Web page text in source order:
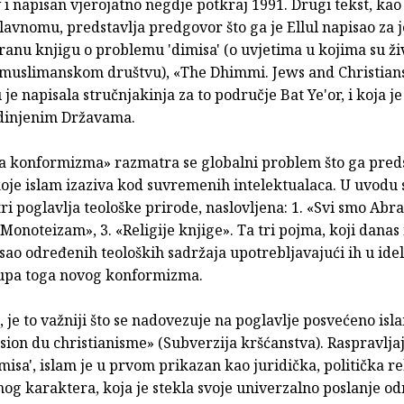
napisan vjerojatno negdje potkraj 1991. Drugi tekst,
predstavlja predgovor što ga je Ellul napisao za
knjigu o problemu 'dimisa' (o uvjetima u kojima su
društvu), «The Dhimmi. Jews and
je napisala stručnjakinja za to područje Bat Ye'or, i koja
Državama.
konformizma» razmatra se globalni problem što ga
islam izaziva kod suvremenih intelektualaca. U uvodu
poglavlja teološke prirode, naslovljena: 1. «Svi smo
3. «Religije knjige». Ta tri pojma, koji
određenih teoloških sadržaja upotrebljavajući ih u
toga novog konformizma.
to važniji što se nadovezuje na poglavlje posvećeno
du christianisme» (Subverzija kršćanstva).
islam je u prvom prikazan kao juridička, politička
karaktera, koja je stekla svoje univerzalno poslanje